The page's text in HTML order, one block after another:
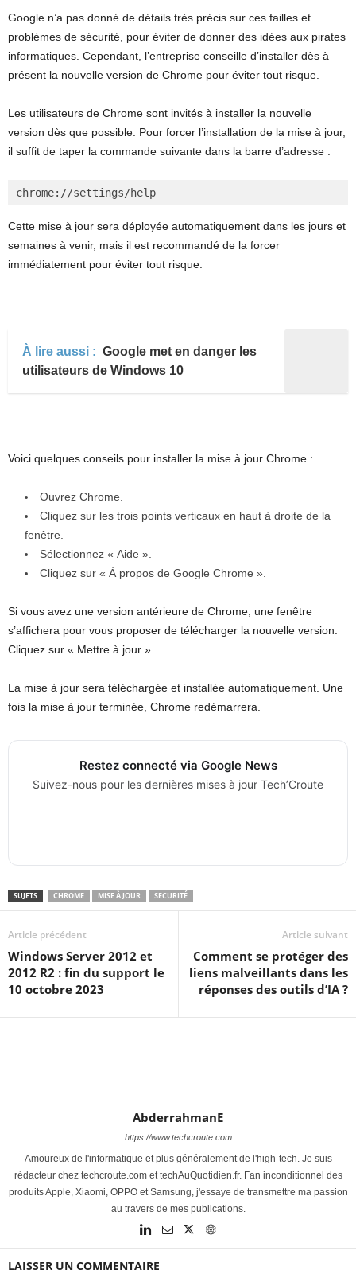
Google n’a pas donné de détails très précis sur ces failles et
problèmes de sécurité, pour éviter de donner des idées aux pirates
informatiques. Cependant, l’entreprise conseille d’installer dès à
présent la nouvelle version de Chrome pour éviter tout risque.
Les utilisateurs de Chrome sont invités à installer la nouvelle
version dès que possible. Pour forcer l’installation de la mise à jour,
il suffit de taper la commande suivante dans la barre d’adresse :
chrome://settings/help
Cette mise à jour sera déployée automatiquement dans les jours et
semaines à venir, mais il est recommandé de la forcer
immédiatement pour éviter tout risque.
À lire aussi : Google met en danger les
utilisateurs de Windows 10
Voici quelques conseils pour installer la mise à jour Chrome :
Ouvrez Chrome.
Cliquez sur les trois points verticaux en haut à droite de la
fenêtre.
Sélectionnez « Aide ».
Cliquez sur « À propos de Google Chrome ».
Si vous avez une version antérieure de Chrome, une fenêtre
s’affichera pour vous proposer de télécharger la nouvelle version.
Cliquez sur « Mettre à jour ».
La mise à jour sera téléchargée et installée automatiquement. Une
fois la mise à jour terminée, Chrome redémarrera.
Restez connecté via Google News
Suivez-nous pour les dernières mises à jour Tech’Croute
SUJETS CHROME MISE À JOUR SECURITÉ
Article précédent
Windows Server 2012 et
2012 R2 : fin du support le
10 octobre 2023
Article suivant
Comment se protéger des
liens malveillants dans les
réponses des outils d’IA ?
AbderrahmanE
https://www.techcroute.com
Amoureux de l'informatique et plus généralement de l'high-tech. Je suis
rédacteur chez techcroute.com et techAuQuotidien.fr. Fan inconditionnel des
produits Apple, Xiaomi, OPPO et Samsung, j'essaye de transmettre ma passion
au travers de mes publications.
LAISSER UN COMMENTAIRE